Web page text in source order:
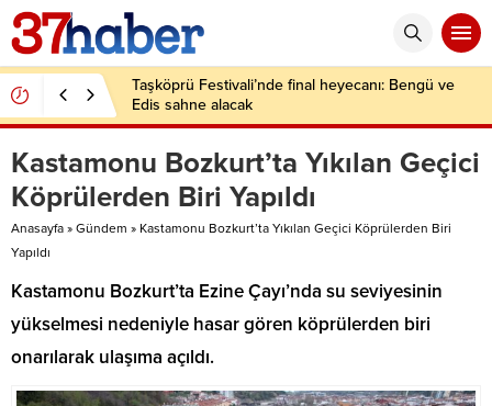
Taşköprü Festivali’nde final heyecanı: Bengü ve
Edis sahne alacak
Kastamonu Bozkurt’ta Yıkılan Geçici
Köprülerden Biri Yapıldı
Anasayfa » Gündem » Kastamonu Bozkurt’ta Yıkılan Geçici Köprülerden Biri
Yapıldı
Kastamonu Bozkurt’ta Ezine Çayı’nda su seviyesinin
yükselmesi nedeniyle hasar gören köprülerden biri
onarılarak ulaşıma açıldı.